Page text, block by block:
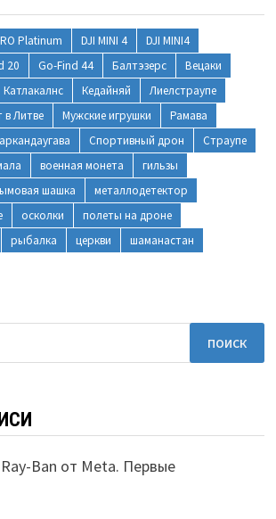
Platinum DJI MINI 4
DJI MINI4
20 Go-Find 44 Балтэзерс
Вецаки
Катлакалнс Кедайняй
Лиелстраупе
в Литве Мужские игрушки
Рамава
Спортивный дрон
Страупе
военная монета
гильзы
шашка
металлодетектор
осколки
полеты на дроне
рыбалка церкви
шаманастан
Ban от Meta. Первые